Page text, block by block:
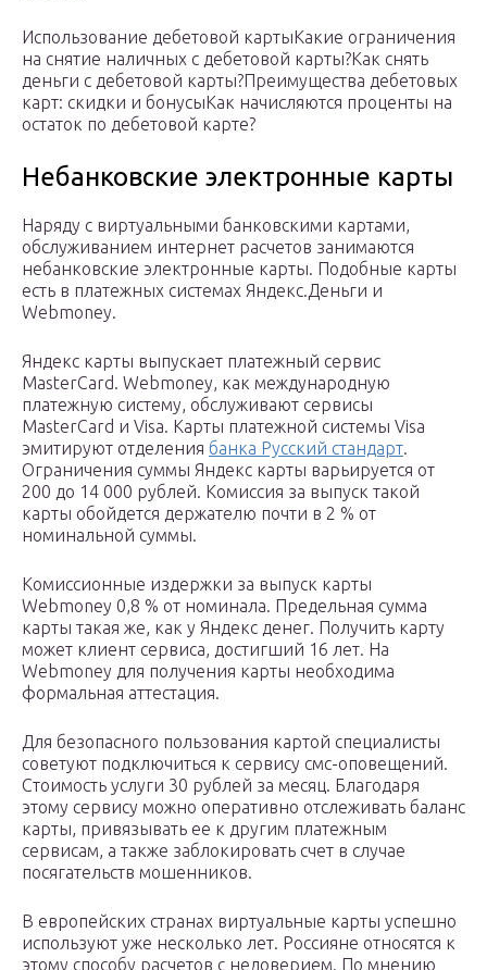
Использование дебетовой картыКакие ограничения
на снятие наличных с дебетовой карты?Как снять
деньги с дебетовой карты?Преимущества дебетовых
карт: скидки и бонусыКак начисляются проценты на
остаток по дебетовой карте?
Небанковские электронные карты
Наряду с виртуальными банковскими картами,
обслуживанием интернет расчетов занимаются
небанковские электронные карты. Подобные карты
есть в платежных системах Яндекс.Деньги и
Webmoney.
Яндекс карты выпускает платежный сервис
MasterCard. Webmoney, как международную
платежную систему, обслуживают сервисы
MasterCard и Visa. Карты платежной системы Visa
эмитируют отделения банка Русский стандарт.
Ограничения суммы Яндекс карты варьируется от
200 до 14 000 рублей. Комиссия за выпуск такой
карты обойдется держателю почти в 2 % от
номинальной суммы.
Комиссионные издержки за выпуск карты
Webmoney 0,8 % от номинала. Предельная сумма
карты такая же, как у Яндекс денег. Получить карту
может клиент сервиса, достигший 16 лет. На
Webmoney для получения карты необходима
формальная аттестация.
Для безопасного пользования картой специалисты
советуют подключиться к сервису смс-оповещений.
Стоимость услуги 30 рублей за месяц. Благодаря
этому сервису можно оперативно отслеживать баланс
карты, привязывать ее к другим платежным
сервисам, а также заблокировать счет в случае
посягательств мошенников.
В европейских странах виртуальные карты успешно
используют уже несколько лет. Россияне относятся к
этому способу расчетов с недоверием. По мнению